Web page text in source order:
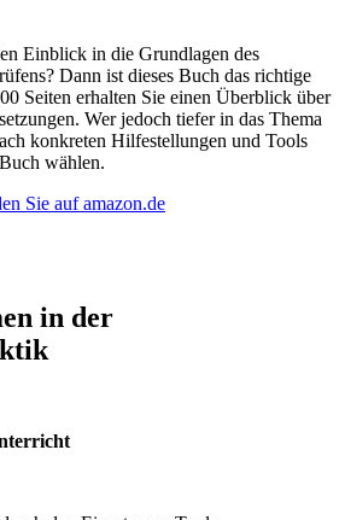
Einblick in die Grundlagen des
Dann ist dieses Buch das richtige
Seiten erhalten Sie einen Überblick über
Wer jedoch tiefer in das Thema
konkreten Hilfestellungen und Tools
wählen.
Sie auf amazon.de
in der